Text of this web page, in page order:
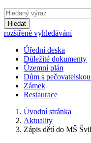
Hledat
rozšířené vyhledávání
Úřední deska
Důležité dokumenty
Územní plán
Dům s
Zámek
Restaurace
Úvodní stránka
Aktuality
Zápis dětí do MŠ